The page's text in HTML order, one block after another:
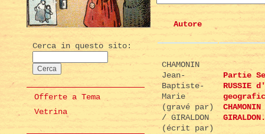
Cerca in questo sito:
Offerte a Tema
Vetrina
Autore
CHAMONIN
Jean-
Baptiste-
Marie
(gravé par)
/ GIRALDON
(écrit par)
Partie
RUSSIE
GIRALDON.